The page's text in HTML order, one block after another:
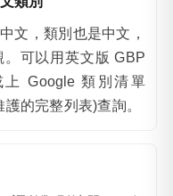
文，類別也是中文，
可以用英文版 GBP
Google 類別清單
的完整列表)查詢。